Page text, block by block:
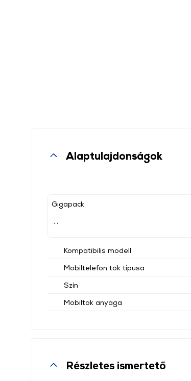
Alaptulajdonságok
Gigapack
Kompatibilis modell
Mobiltelefon tok típusa
Szín
Mobiltok anyaga
Részletes ismertető